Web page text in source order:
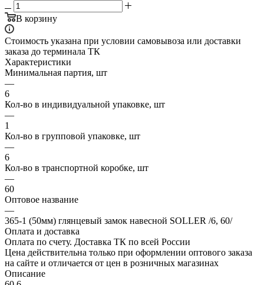
В корзину
Стоимость указана при условии самовывоза или доставки
заказа до терминала ТК
Характеристики
Минимальная партия, шт
—
6
Кол-во в индивидуальной упаковке, шт
—
1
Кол-во в групповой упаковке, шт
—
6
Кол-во в транспортной коробке, шт
—
60
Оптовое название
—
365-1 (50мм) глянцевый замок навесной SOLLER /6, 60/
Оплата и доставка
Оплата по счету. Доставка ТК по всей России
Цена действительна только при оформлении оптового заказа
на сайте и отличается от цен в розничных магазинах
Описание